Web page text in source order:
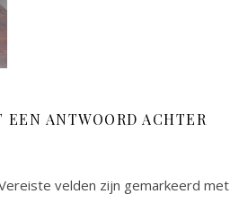
EEN ANTWOORD ACHTER
velden zijn gemarkeerd met